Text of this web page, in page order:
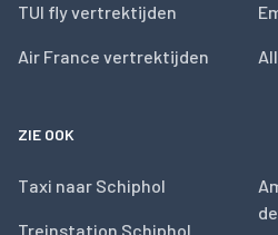
TUI fly vertrektijden
Air France vertrektijden
ZIE OOK
Taxi naar Schiphol
Treinstation Schiphol